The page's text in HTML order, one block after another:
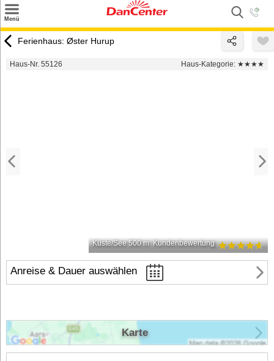
Menü
Urlaubsziele
Ferienhaus: Øster Hurup
Haus-Nr. 55126 Haus-Kategorie: ★★★★
Küste/See 500 m Kundenbewertung
Anreise & Dauer auswählen
Karte